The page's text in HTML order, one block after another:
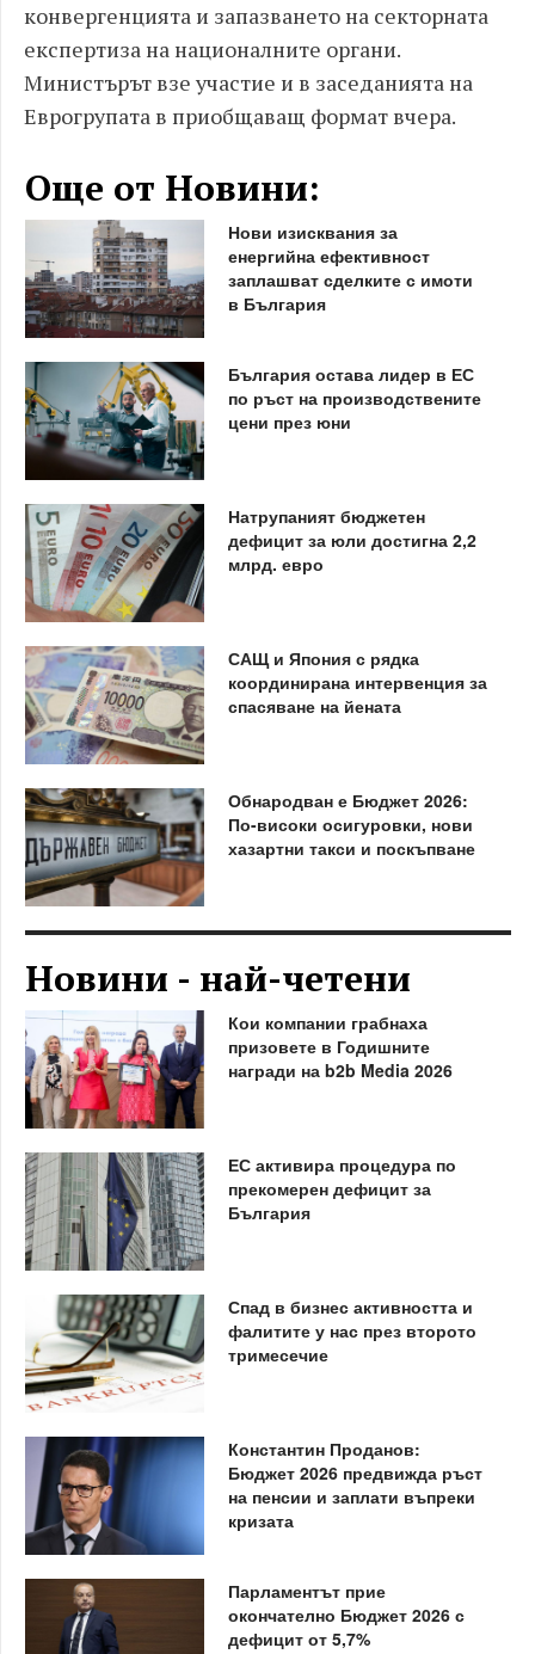
конвергенцията и запазването на секторната
експертиза на националните органи.
Министърът взе участие и в заседанията на
Еврогрупата в приобщаващ формат вчера.
Още от Новини:
Нови изисквания за
енергийна ефективност
заплашват сделките с имоти
в България
България остава лидер в ЕС
по ръст на производствените
цени през юни
Натрупаният бюджетен
дефицит за юли достигна 2,2
млрд. евро
САЩ и Япония с рядка
координирана интервенция за
спасяване на йената
Обнародван е Бюджет 2026:
По-високи осигуровки, нови
хазартни такси и поскъпване
Новини - най-четени
Кои компании грабнаха
призовете в Годишните
награди на b2b Media 2026
ЕС активира процедура по
прекомерен дефицит за
България
Спад в бизнес активността и
фалитите у нас през второто
тримесечие
Константин Проданов:
Бюджет 2026 предвижда ръст
на пенсии и заплати въпреки
кризата
Парламентът прие
окончателно Бюджет 2026 с
дефицит от 5,7%